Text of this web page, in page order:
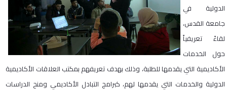
الدولية في
جامعة القدس،
لقاءً تعريفياً
حول الخدمات
الأكاديمية التي يقدمها للطلبة، وذلك بهدف تعريفهم بمكتب العلاقات الأكاديمية
الدولية والخدمات التي يقدمها لهم، كبرامج التبادل الأكاديمي ومنح الدراسات